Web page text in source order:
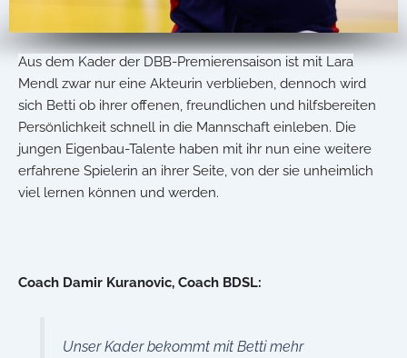
Aus dem Kader der DBB-Premierensaison ist mit Lara
Mendl zwar nur eine Akteurin verblieben, dennoch wird
sich Betti ob ihrer offenen, freundlichen und hilfsbereiten
Persönlichkeit schnell in die Mannschaft einleben. Die
jungen Eigenbau-Talente haben mit ihr nun eine weitere
erfahrene Spielerin an ihrer Seite, von der sie unheimlich
viel lernen können und werden.
Coach Damir Kuranovic, Coach BDSL:
Unser Kader bekommt mit Betti mehr